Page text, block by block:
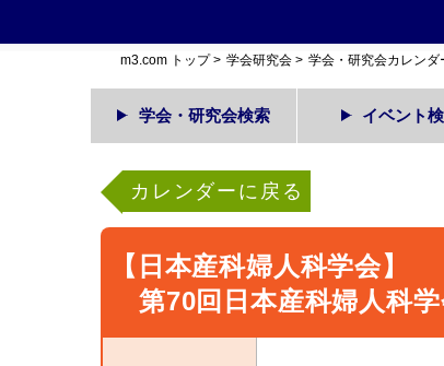
m3.com トップ> 学会研究会 > 学会・研究会カレンダ
学会・研究会検索 イベント
カレンダーに戻る
【日本産科婦人科学会】
第70回日本産科婦人科